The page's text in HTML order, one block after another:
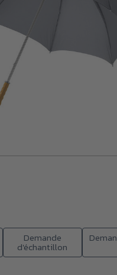
Demande
d'échantillon